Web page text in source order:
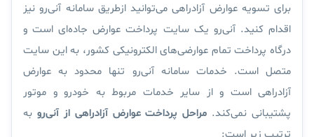
برای تسویه عوارض آزادراهی می‌توانید ازطریق سامانه آنی‌رو نیز
اقدام کنید. آنی‌رو یک سایت پرداخت عوارض جاده‌ای است و
درگاه پرداخت تمام عوارضی‌های الکترونیکی کشور، به این سایت
متصل است. خدمات سامانه آنی‌رو تنها محدود به عوارض
آزادراهی است و از سایر خدمات مربوط به خودرو و موتور
پشتیبانی نمی‌کند. مراحل پرداخت عوارض آزادراهی از آنی‌رو به